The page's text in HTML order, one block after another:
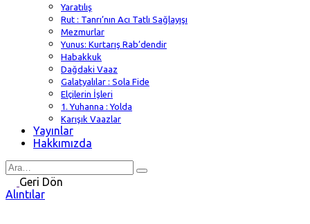
Yaratılış
Rut : Tanrı’nın Acı Tatlı Sağlayışı
Mezmurlar
Yunus: Kurtarış Rab’dendir
Habakkuk
Dağdaki Vaaz
Galatyalılar : Sola Fide
Elçilerin İşleri
1. Yuhanna : Yolda
Karışık Vaazlar
Yayınlar
Hakkımızda
Search
forGeri Dön
Alıntılar